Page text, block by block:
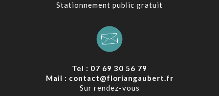
Stationnement public gratuit
Tel : 07 69 30 56 79
Mail : contact@floriangaubert.fr
Sur rendez-vous